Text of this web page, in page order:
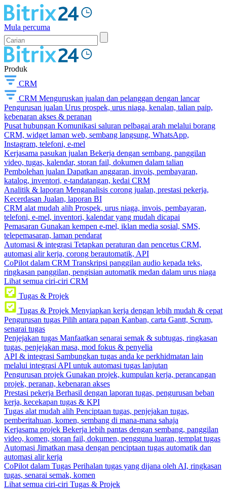
Mula percuma
Produk
CRM
CRM Menguruskan jualan dan pelanggan dengan lancar
Pengurusan jualan Urus prospek, urus niaga, kenalan, talian paip,
kebenaran akses & peranan
Pusat hubungan Komunikasi saluran pelbagai arah melalui borang
CRM, widget laman web, sembang langsung, WhatsApp,
Instagram, telefoni, e-mel
Kerjasama pasukan jualan Bekerja dengan sembang, panggilan
video, tugas, kalendar, storan fail, dokumen dalam talian
Pembolehan jualan Dapatkan anggaran, invois, pembayaran,
katalog, inventori, e-tandatangan, kedai CRM
Analitik & laporan Menganalisis corong jualan, prestasi pekerja,
Kecerdasan Jualan, laporan BI
CRM alat mudah alih Prospek, urus niaga, invois, pembayaran,
telefoni, e-mel, inventori, kalendar yang mudah dicapai
Pemasaran Gunakan kempen e-mel, iklan media sosial, SMS,
telepemasaran, laman pendarat
Automasi & integrasi Tetapkan peraturan dan pencetus CRM,
automasi alir kerja, corong berautomatik, API
CoPilot dalam CRM Transkripsi panggilan audio kepada teks,
ringkasan panggilan, pengisian automatik medan dalam urus niaga
Lihat semua ciri-ciri CRM
Tugas & Projek
Tugas & Projek Menyiapkan kerja dengan lebih mudah & cepat
Pengurusan tugas Pilih antara papan Kanban, carta Gantt, Scrum,
senarai tugas
Penjejakan tugas Manfaatkan senarai semak & subtugas, ringkasan
tugas, penjejakan masa, mod fokus & penyelia
API & integrasi Sambungkan tugas anda ke perkhidmatan lain
melalui integrasi API untuk automasi tugas lanjutan
Pengurusan projek Gunakan projek, kumpulan kerja, perancangan
projek, peranan, kebenaran akses
Prestasi pekerja Berhasil dengan laporan tugas, pengurusan beban
kerja, kecekapan tugas & KPI
Tugas alat mudah alih Penciptaan tugas, penjejakan tugas,
pemberitahuan, komen, sembang di mana-mana sahaja
Kerjasama projek Bekerja lebih pantas dengan sembang, panggilan
video, komen, storan fail, dokumen, pengguna luaran, templat tugas
Automasi Jimatkan masa dengan penciptaan tugas automatik dan
automasi alir kerja
CoPilot dalam Tugas Perihalan tugas yang dijana oleh AI, ringkasan
tugas, senarai semak, komen
Lihat semua ciri-ciri Tugas & Projek